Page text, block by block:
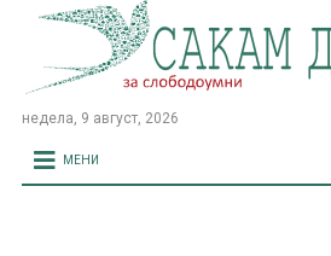
недела, 9 август, 2026
МЕНИ